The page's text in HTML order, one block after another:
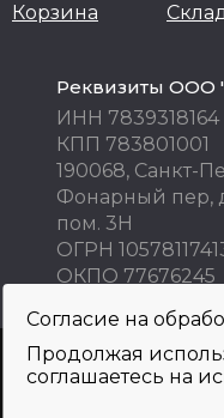
Согласие на
Продолжая
соглашаетесь на
Корзина
Реквизиты ООО
ИНН 7839318164
КПП 783801001
190068, Санкт-
Фонарный пер,
пом. 3Н
ОГРН
ОКПО 77676245
Внимание! Цены указаны
являются публичной
коммерческое